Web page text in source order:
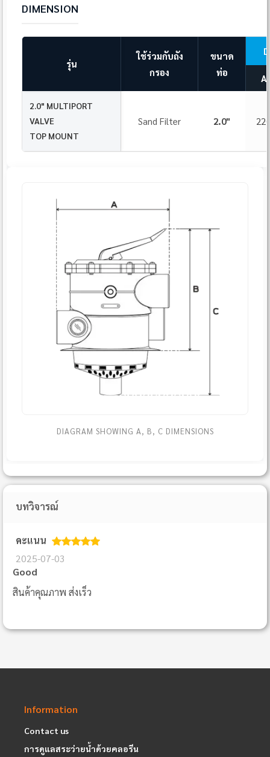
DIMENSION
รุ่น
ใช้ร่วมกับถัง
กรอง
ขนาด
ท่อ
A
2.0" MULTIPORT
VALVE
TOP MOUNT
Sand Filter 2.0" 220
DIAGRAM SHOWING A, B, C DIMENSIONS
บทวิจารณ์
คะแนน
2025-07-03
Good
สินค้าคุณภาพ ส่งเร็ว
Information
Contact us
การดูแลสระว่ายน้ำด้วยคลอรีน